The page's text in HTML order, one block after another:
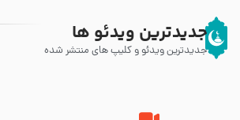
جدیدترین ویدئو ها
جدیدترین ویدئو و کلیپ های منتشر شده